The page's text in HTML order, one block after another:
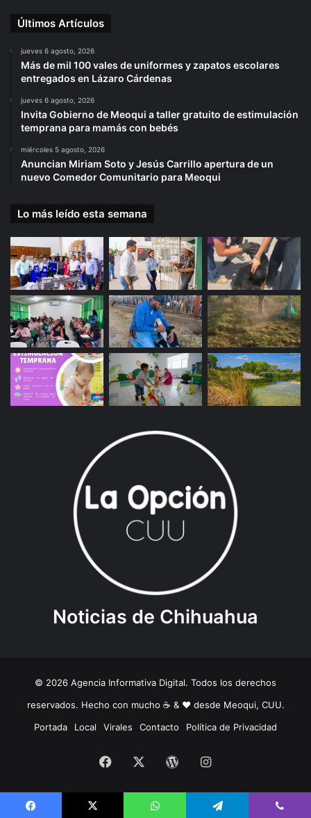
Últimos Artículos
jueves 6 agosto, 2026
Más de mil 100 vales de uniformes y zapatos escolares
entregados en Lázaro Cárdenas
jueves 6 agosto, 2026
Invita Gobierno de Meoqui a taller gratuito de estimulación
temprana para mamás con bebés
miércoles 5 agosto, 2026
Anuncian Miriam Soto y Jesús Carrillo apertura de un
nuevo Comedor Comunitario para Meoqui
Lo más leído esta semana
Noticias de Chihuahua
© 2026 Agencia Informativa Digital. Todos los derechos
reservados. Hecho con mucho ☕️ & ❤️ desde Meoqui, CUU.
Portada
Local Virales Contacto Política de Privacidad
Facebook WordPressInstagram